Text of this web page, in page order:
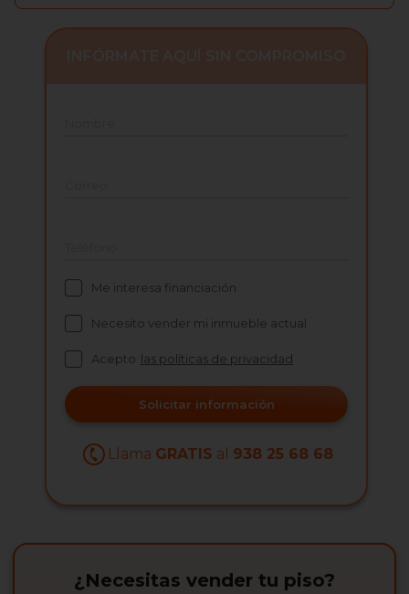
Me interesa financiación
Necesito vender mi inmueble actual
Acepto las políticas de privacidad
Solicitar información
Llama GRATIS al 938 25 68 68
¿Necesitas vender tu piso?